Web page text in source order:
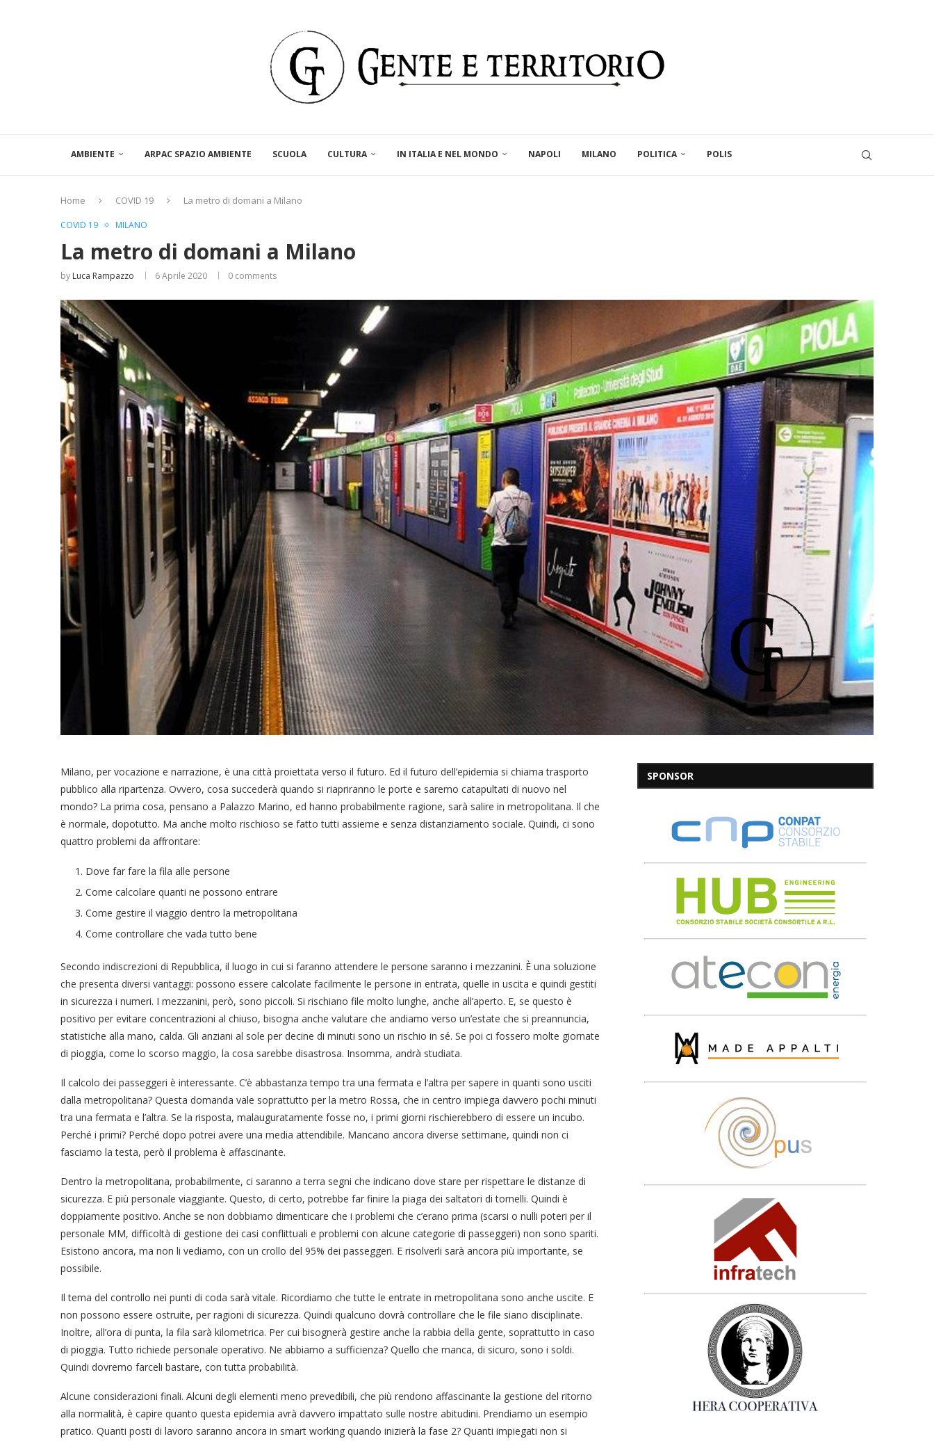
AMBIENTE ARPAC SPAZIO AMBIENTE SCUOLA CULTURA IN ITALIA E NEL MONDO NAPOLI MILANO POLITICA POLIS
Home COVID 19 La metro di domani a Milano
COVID 19 MILANO
La metro di domani a Milano
by Luca Rampazzo 6 Aprile 2020 0 comments
Milano, per vocazione e narrazione, è una città proiettata verso il futuro. Ed il futuro dell’epidemia si chiama trasporto
pubblico alla ripartenza. Ovvero, cosa succederà quando si riapriranno le porte e saremo catapultati di nuovo nel
mondo? La prima cosa, pensano a Palazzo Marino, ed hanno probabilmente ragione, sarà salire in metropolitana. Il che
è normale, dopotutto. Ma anche molto rischioso se fatto tutti assieme e senza distanziamento sociale. Quindi, ci sono
quattro problemi da affrontare:
Dove far fare la fila alle persone
Come calcolare quanti ne possono entrare
Come gestire il viaggio dentro la metropolitana
Come controllare che vada tutto bene
Secondo indiscrezioni di Repubblica, il luogo in cui si faranno attendere le persone saranno i mezzanini. È una soluzione
che presenta diversi vantaggi: possono essere calcolate facilmente le persone in entrata, quelle in uscita e quindi gestiti
in sicurezza i numeri. I mezzanini, però, sono piccoli. Si rischiano file molto lunghe, anche all’aperto. E, se questo è
positivo per evitare concentrazioni al chiuso, bisogna anche valutare che andiamo verso un’estate che si preannuncia,
statistiche alla mano, calda. Gli anziani al sole per decine di minuti sono un rischio in sé. Se poi ci fossero molte giornate
di pioggia, come lo scorso maggio, la cosa sarebbe disastrosa. Insomma, andrà studiata.
Il calcolo dei passeggeri è interessante. C’è abbastanza tempo tra una fermata e l’altra per sapere in quanti sono usciti
dalla metropolitana? Questa domanda vale soprattutto per la metro Rossa, che in centro impiega davvero pochi minuti
tra una fermata e l’altra. Se la risposta, malauguratamente fosse no, i primi giorni rischierebbero di essere un incubo.
Perché i primi? Perché dopo potrei avere una media attendibile. Mancano ancora diverse settimane, quindi non ci
fasciamo la testa, però il problema è affascinante.
Dentro la metropolitana, probabilmente, ci saranno a terra segni che indicano dove stare per rispettare le distanze di
sicurezza. E più personale viaggiante. Questo, di certo, potrebbe far finire la piaga dei saltatori di tornelli. Quindi è
doppiamente positivo. Anche se non dobbiamo dimenticare che i problemi che c’erano prima (scarsi o nulli poteri per il
personale MM, difficoltà di gestione dei casi conflittuali e problemi con alcune categorie di passeggeri) non sono spariti.
Esistono ancora, ma non li vediamo, con un crollo del 95% dei passeggeri. E risolverli sarà ancora più importante, se
possibile.
Il tema del controllo nei punti di coda sarà vitale. Ricordiamo che tutte le entrate in metropolitana sono anche uscite. E
non possono essere ostruite, per ragioni di sicurezza. Quindi qualcuno dovrà controllare che le file siano disciplinate.
Inoltre, all’ora di punta, la fila sarà kilometrica. Per cui bisognerà gestire anche la rabbia della gente, soprattutto in caso
di pioggia. Tutto richiede personale operativo. Ne abbiamo a sufficienza? Quello che manca, di sicuro, sono i soldi.
Quindi dovremo farceli bastare, con tutta probabilità.
Alcune considerazioni finali. Alcuni degli elementi meno prevedibili, che più rendono affascinante la gestione del ritorno
alla normalità, è capire quanto questa epidemia avrà davvero impattato sulle nostre abitudini. Prendiamo un esempio
pratico. Quanti posti di lavoro saranno ancora in smart working quando inizierà la fase 2? Quanti impiegati non si
SPONSOR